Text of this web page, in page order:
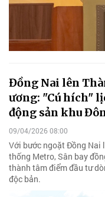
Đồng Nai lên
ương: "Cú hích"
động sản khu
09/04/2026 08:00
Với bước ngoặt Đồng Nai
thống Metro, Sân bay
thành tâm điểm đầu tư
độc bản.